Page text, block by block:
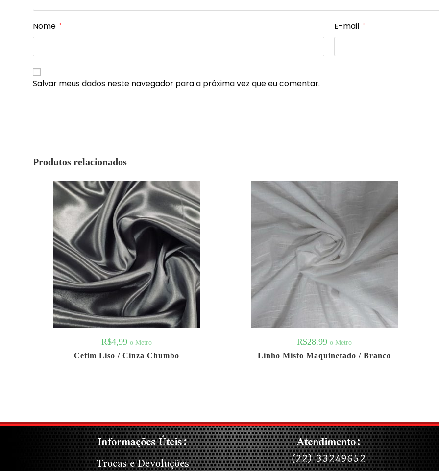
Nome * E-mail *
Salvar meus dados neste navegador para a próxima vez que eu comentar.
Produtos relacionados
R$4,99 o Metro
Cetim Liso / Cinza Chumbo
R$28,99 o Metro
Linho Misto Maquinetado / Branco
Informações Úteis:
Trocas e Devoluções
Atendimento:
(22) 33249652